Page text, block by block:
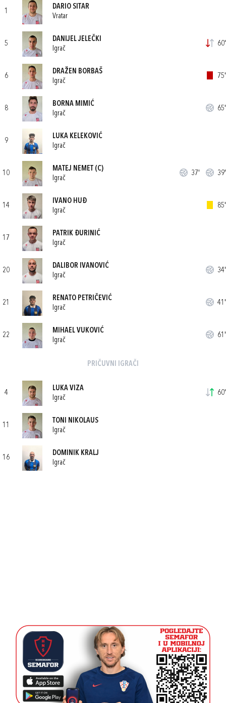
1
DARIO SITAR
Vratar
5
DANIJEL JELEČKI
Igrač
60'
6
DRAŽEN BORBAŠ
Igrač
75'
8
BORNA MIMIĆ
Igrač
65'
9
LUKA KELEKOVIĆ
Igrač
10
MATEJ NEMET (C)
Igrač
37' 39'
14
IVANO HUĐ
Igrač
85'
17
PATRIK ĐURINIĆ
Igrač
20
DALIBOR IVANOVIĆ
Igrač
34'
21
RENATO PETRIČEVIĆ
Igrač
41'
22
MIHAEL VUKOVIĆ
Igrač
61'
PRIČUVNI IGRAČI
4
LUKA VIZA
Igrač
60'
11
TONI NIKOLAUS
Igrač
16
DOMINIK KRALJ
Igrač